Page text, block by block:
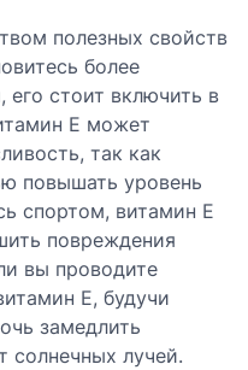
полезных свойств
более
стоит включить в
E может
так как
повышать уровень
спортом, витамин E
повреждения
вы проводите
E, будучи
замедлить
солнечных лучей.